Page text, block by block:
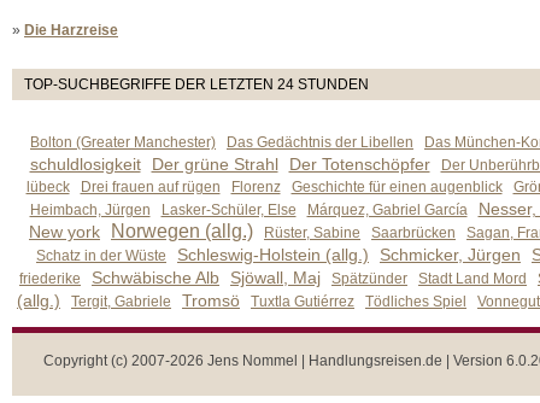
» Die Harzreise
TOP-SUCHBEGRIFFE DER LETZTEN 24 STUNDEN
Bolton (Greater Manchester) Das Gedächtnis der Libellen Das München-
schuldlosigkeit Der grüne Strahl Der Totenschöpfer
Der
lübeck
Drei frauen auf rügen Florenz Geschichte für einen augenblick
Heimbach, Jürgen
Lasker-Schüler, Else Márquez, Gabriel García
New york
Norwegen (allg.) Rüster, Sabine Saarbrücken
Sagan,
Schatz in der Wüste
Schleswig-Holstein (allg.) Schmicker, Jürgen
friederike Schwäbische Alb Sjöwall, Maj Spätzünder Stadt Land Mord
(allg.) Tergit, Gabriele Tromsö Tuxtla Gutiérrez Tödliches Spiel
Copyright (c) 2007-2026 Jens Nommel | Handlungsreisen.de | Version